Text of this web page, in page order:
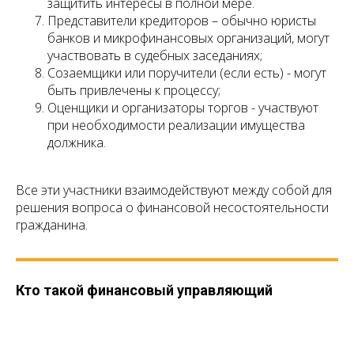
Представители кредиторов – обычно юристы
банков и микрофинансовых организаций, могут
участвовать в судебных заседаниях;
Созаемщики или поручители (если есть) - могут
быть привлечены к процессу;
Оценщики и организаторы торгов - участвуют
при необходимости реализации имущества
должника.
Все эти участники взаимодействуют между собой для
решения вопроса о финансовой несостоятельности
гражданина.
Кто такой финансовый управляющий